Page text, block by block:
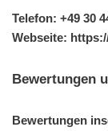
Telefon: +49 30
Webseite:
Bewertungen
Bewertungen